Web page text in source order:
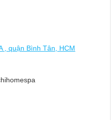
, quận Bình Tân, HCM